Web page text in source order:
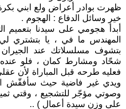
ظهرت بوادر أعراض ولع ابني
خير وسائل الدفاع : الهجوم .
أبدأ هجومي على سيدنا بتعميم
المهندس ما في ، يا بتشتري
بتشوف مسلسلاتك عند
شحّاد ومشارط كمان ، فلو
فعليه طرحه قبل المباراة لأن
ويدي غير فاضية حيث سأفقّش
وصوتي مؤجّر للتشجيع ، وقتي
على وزن سيدة أعمال ) ..